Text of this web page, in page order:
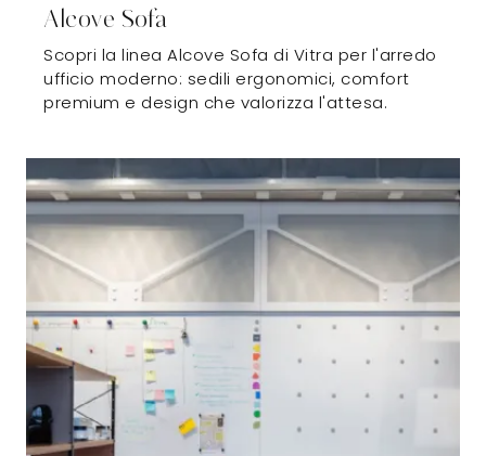
Alcove Sofa
Scopri la linea Alcove Sofa di Vitra per l'arredo
ufficio moderno: sedili ergonomici, comfort
premium e design che valorizza l'attesa.